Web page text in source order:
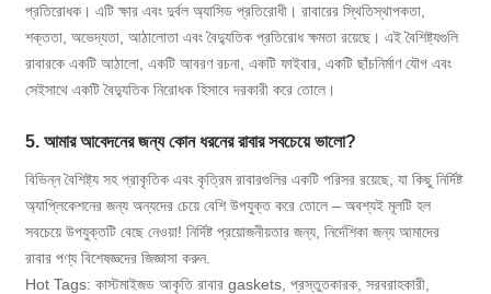
প্রতিরোধক। এটি ক্ষার এবং দুর্বল অ্যাসিড প্রতিরোধী। রাবারের স্থিতিস্থাপকতা,
শক্ততা, অভেদ্যতা, আঠালোতা এবং বৈদ্যুতিক প্রতিরোধ ক্ষমতা রয়েছে। এই বৈশিষ্ট্যগুলি
রাবারকে একটি আঠালো, একটি আবরণ রচনা, একটি ফাইবার, একটি ছাঁচনির্মাণ যৌগ এবং
সেইসাথে একটি বৈদ্যুতিক নিরোধক হিসাবে দরকারী করে তোলে।
5. আমার আবেদনের জন্য কোন ধরনের রাবার সবচেয়ে ভালো?
বিভিন্ন বৈশিষ্ট্য সহ প্রাকৃতিক এবং কৃত্রিম রাবারগুলির একটি পরিসর রয়েছে, যা কিছু নির্দিষ্ট
অ্যাপ্লিকেশনের জন্য অন্যদের চেয়ে বেশি উপযুক্ত করে তোলে – অবশ্যই মূলটি হল
সবচেয়ে উপযুক্তটি বেছে নেওয়া! নির্দিষ্ট প্রয়োজনীয়তার জন্য, নির্দেশিকা জন্য আমাদের
রাবার পণ্য বিশেষজ্ঞদের জিজ্ঞাসা করুন.
Hot Tags: কাস্টমাইজড আকৃতি রাবার gaskets, প্রস্তুতকারক, সরবরাহকারী,